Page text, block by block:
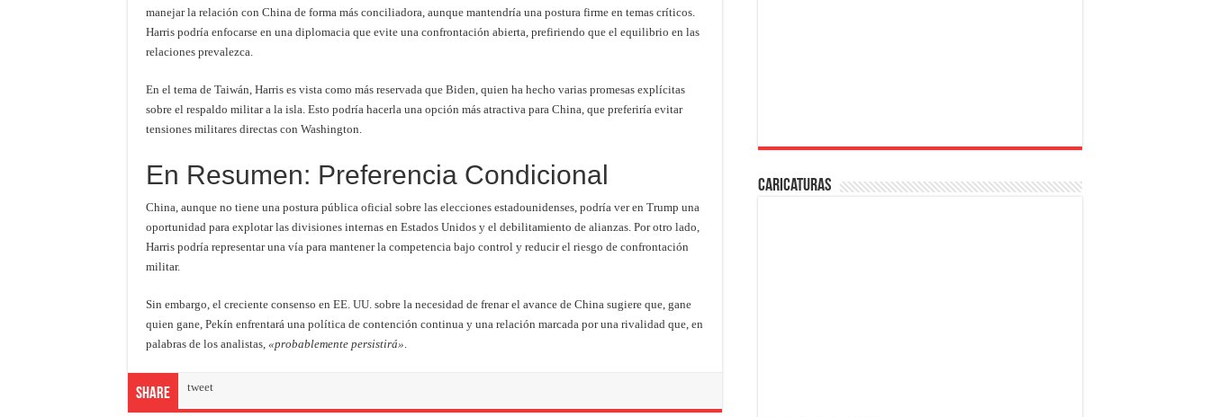
manejar la relación con China de forma más conciliadora, aunque mantendría una postura firme en temas críticos.
Harris podría enfocarse en una diplomacia que evite una confrontación abierta, prefiriendo que el equilibrio en las
relaciones prevalezca.
En el tema de Taiwán, Harris es vista como más reservada que Biden, quien ha hecho varias promesas explícitas
sobre el respaldo militar a la isla. Esto podría hacerla una opción más atractiva para China, que preferiría evitar
tensiones militares directas con Washington.
En Resumen: Preferencia Condicional
China, aunque no tiene una postura pública oficial sobre las elecciones estadounidenses, podría ver en Trump una
oportunidad para explotar las divisiones internas en Estados Unidos y el debilitamiento de alianzas. Por otro lado,
Harris podría representar una vía para mantener la competencia bajo control y reducir el riesgo de confrontación
militar.
Sin embargo, el creciente consenso en EE. UU. sobre la necesidad de frenar el avance de China sugiere que, gane
quien gane, Pekín enfrentará una política de contención continua y una relación marcada por una rivalidad que, en
palabras de los analistas, «probablemente persistirá»
Share tweet
Caricaturas